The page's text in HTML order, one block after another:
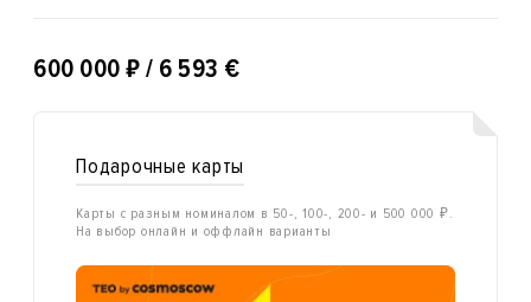
600 000 ₽ / 6 593 €
Подарочные карты
Карты с разным номиналом в 50-, 100-, 200- и 500 000 ₽.
На выбор онлайн и оффлайн варианты